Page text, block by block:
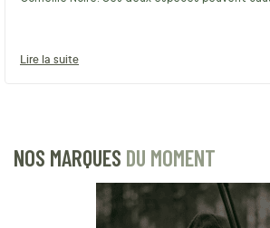
Lire la suite
NOS MARQUES DU MOMENT